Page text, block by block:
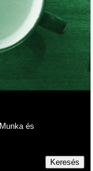
Munka és